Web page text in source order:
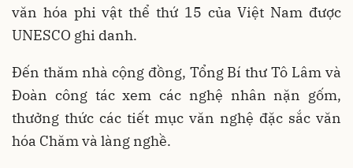
văn hóa phi vật thể thứ 15 của Việt Nam được
UNESCO ghi danh.
Đến thăm nhà cộng đồng, Tổng Bí thư Tô Lâm và
Đoàn công tác xem các nghệ nhân nặn gốm,
thưởng thức các tiết mục văn nghệ đặc sắc văn
hóa Chăm và làng nghề.